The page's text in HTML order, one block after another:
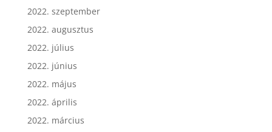
2022. szeptember
2022. augusztus
2022. július
2022. június
2022. május
2022. április
2022. március